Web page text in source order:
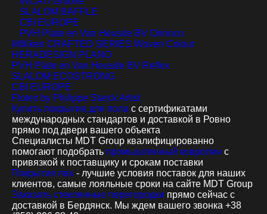
SLALOM BAFFLE
CBI EUROPE
PVH Plate en Van Heusde BV Orinoco
Milliken CRAFTED SERIES Woven Colour
HERADESIGN PLANO
PVH Plate en Van Heusde BV Reflex
SLALOM ECOSTRONG
CBI EUROPE
Flotex by Philippe Starck Artist
Купить покрытия для пола с сертификатами
международных стандартов и доставкой в Ровно
прямо под двери вашего объекта
Специалисты MDT Group квалифицированно
помогают подобрать промышленный ковролин с
привязкой к поставщику и срокам поставки
Покрытия пвх - лучшие условия поставок для наших
клиентов, самые лояльные сроки на сайте MDT Group
Заказать стеклянные перегородки прямо сейчас с
доставкой в Бердянск. Мы ждем вашего звонка +38